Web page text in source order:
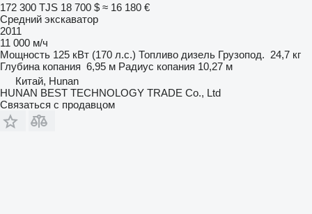
172 300 TJS 18 700 $ ≈ 16 180 €
Средний экскаватор
2011
11 000 м/ч
Мощность 125 кВт (170 л.с.) Топливо дизель Грузопод. 24,7 кг
Глубина копания 6,95 м Радиус копания 10,27 м
Китай, Hunan
HUNAN BEST TECHNOLOGY TRADE Co., Ltd
Связаться с продавцом